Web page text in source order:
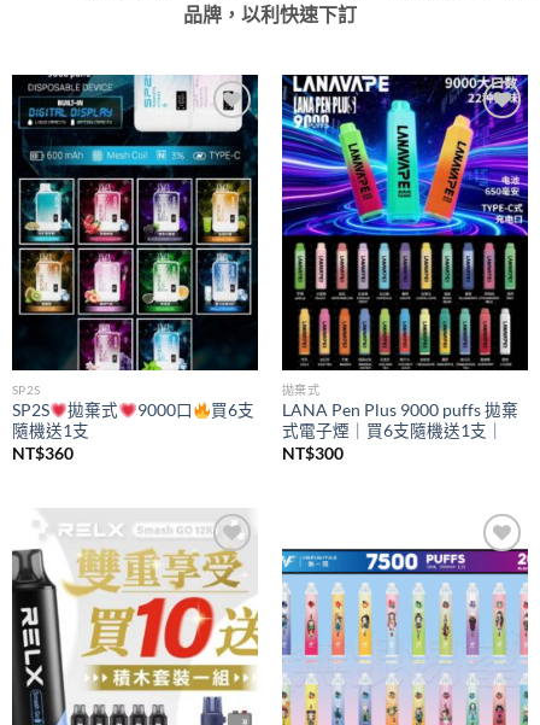
品牌，以利快速下訂
Add to
wishlist
SP2S
SP2S 拋棄式 9000口
買6支
隨機送1支
NT$360
Add to
wishlist
拋棄式
LANA Pen Plus 9000 puffs 拋棄
式電子煙｜買6支隨機送1支｜
NT$300
Add to
wishlist
Add to
wishlist